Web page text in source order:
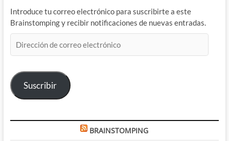
Introduce tu correo electrónico para suscribirte a este
Brainstomping y recibir notificaciones de nuevas entradas.
de
electrónico
Suscribir
BRAINSTOMPING